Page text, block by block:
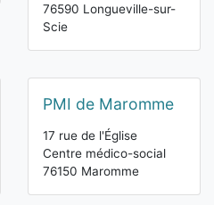
76590 Longueville-sur-
Scie
PMI de Maromme
17 rue de l'Église
Centre médico-social
76150 Maromme